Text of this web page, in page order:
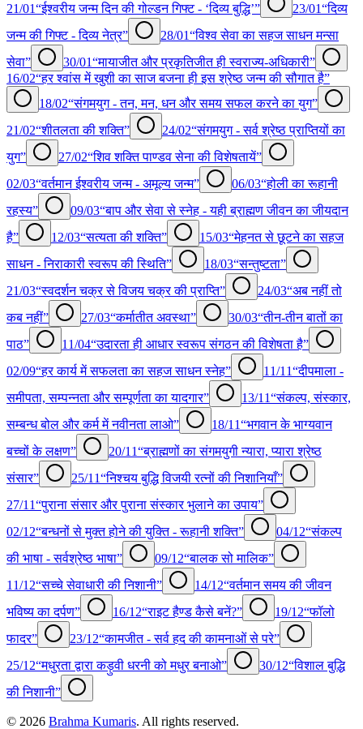
21/01“ईश्वरीय जन्म दिन की गोल्डन गिफ्ट - ‘दिव्य बुद्धि’” 23/01“दिव्य
जन्म की गिफ्ट - दिव्य नेत्र”
28/01“विश्व सेवा का सहज साधन मन्सा
सेवा”
30/01“मायाजीत और प्रकृतिजीत ही स्वराज्य-अधिकारी”
16/02“हर श्वांस में खुशी का साज बजना ही इस श्रेष्ठ जन्म की सौगात है”
18/02“संगमयुग - तन, मन, धन और समय सफल करने का युग”
21/02“शीतलता की शक्ति” 24/02“संगमयुग - सर्व श्रेष्ठ प्राप्तियों का
युग”
27/02“शिव शक्ति पाण्डव सेना की विशेषतायें”
02/03“वर्तमान ईश्वरीय जन्म - अमूल्य जन्म” 06/03“होली का रूहानी
रहस्य”
09/03“बाप और सेवा से स्नेह - यही ब्राह्मण जीवन का जीयदान
है”
12/03“सत्यता की शक्ति” 15/03“मेहनत से छूटने का सहज
साधन - निराकारी स्वरूप की स्थिति”
18/03“सन्तुष्टता”
21/03“स्वदर्शन चक्र से विजय चक्र की प्राप्ति” 24/03“अब नहीं तो
कब नहीं”
27/03“कर्मातीत अवस्था” 30/03“तीन-तीन बातों का
पाठ”
11/04“उदारता ही आधार स्वरूप संगठन की विशेषता है”
02/09“हर कार्य में सफलता का सहज साधन स्नेह” 11/11“दीपमाला -
समीपता, सम्पन्नता और सम्पूर्णता का यादगार”
13/11“संकल्प, संस्कार,
सम्बन्ध बोल और कर्म में नवीनता लाओ”
18/11“भगवान के भाग्यवान
बच्चों के लक्षण”
20/11“ब्राह्मणों का संगमयुगी न्यारा, प्यारा श्रेष्ठ
संसार”
25/11“निश्चय बुद्धि विजयी रत्नों की निशानियाँ”
27/11“पुराना संसार और पुराना संस्कार भुलाने का उपाय”
02/12“बन्धनों से मुक्त होने की युक्ति - रूहानी शक्ति” 04/12“संकल्प
की भाषा - सर्वश्रेष्ठ भाषा”
09/12“बालक सो मालिक”
11/12“सच्चे सेवाधारी की निशानी” 14/12“वर्तमान समय की जीवन
भविष्य का दर्पण”
16/12“राइट हैण्ड कैसे बनें?” 19/12“फॉलो
फादर”
23/12“कामजीत - सर्व हद की कामनाओं से परे”
25/12“मधुरता द्वारा कड़ुवी धरनी को मधुर बनाओ” 30/12“विशाल बुद्धि
की निशानी”
© 2026 Brahma Kumaris. All rights reserved.